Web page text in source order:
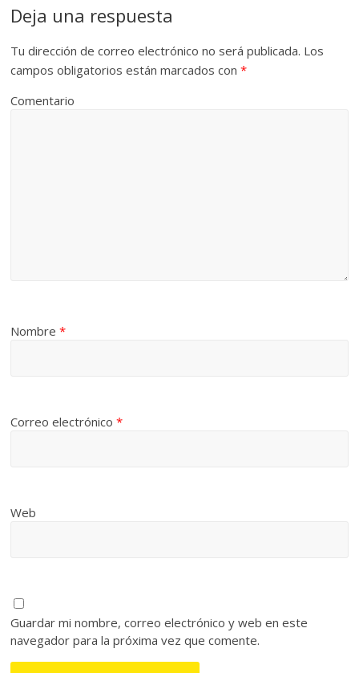
Deja una respuesta
Tu dirección de correo electrónico no será publicada. Los
campos obligatorios están marcados con*
Comentario
Nombre*
Correo electrónico*
Web
Guardar mi nombre, correo electrónico y web en este
navegador para la próxima vez que comente.